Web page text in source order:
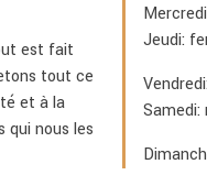
est fait
tout ce
et à la
qui nous les
Jeudi:
Samedi: